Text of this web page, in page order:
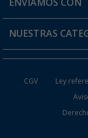
Tarjeta Berger
¿Dónde está mi
ENVIAMOS CON
NUESTRAS
Muebles de Camping
CGV Ley